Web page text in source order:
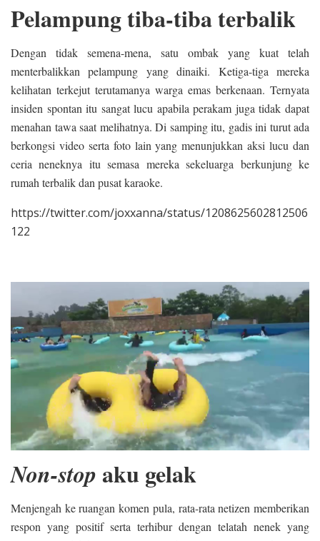
Pelampung tiba-tiba terbalik
Dengan tidak semena-mena, satu ombak yang kuat telah
menterbalikkan pelampung yang dinaiki. Ketiga-tiga mereka
kelihatan terkejut terutamanya warga emas berkenaan. Ternyata
insiden spontan itu sangat lucu apabila perakam juga tidak dapat
menahan tawa saat melihatnya. Di samping itu, gadis ini turut ada
berkongsi video serta foto lain yang menunjukkan aksi lucu dan
ceria neneknya itu semasa mereka sekeluarga berkunjung ke
rumah terbalik dan pusat karaoke.
https://twitter.com/joxxanna/status/1208625602812506
122
Non-stop aku gelak
Menjengah ke ruangan komen pula, rata-rata netizen memberikan
respon yang positif serta terhibur dengan telatah nenek yang